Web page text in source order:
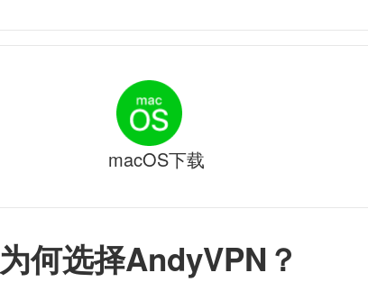
为何选择AndyVPN？
macOS下载